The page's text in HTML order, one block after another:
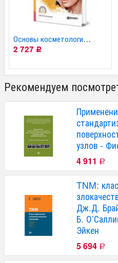
Основы косметологии....
2 727 Р
Рекомендуем
узлов -
4 911 Р
TNM:
Дж.Д.
Б.
Эйкен
5 694 Р